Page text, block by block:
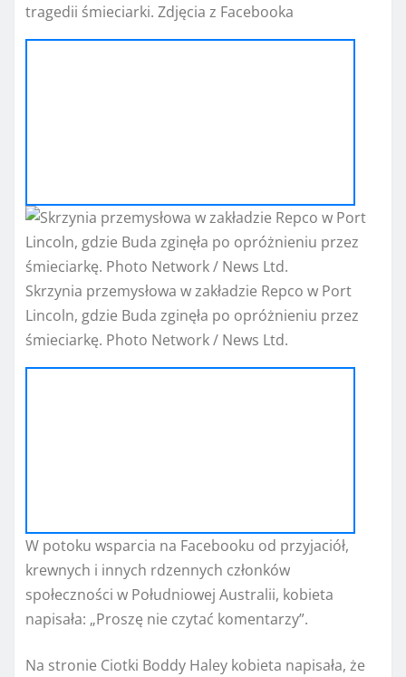
tragedii śmieciarki. Zdjęcia z Facebooka
Skrzynia przemysłowa w zakładzie Repco w Port
Lincoln, gdzie Buda zginęła po opróżnieniu przez
śmieciarkę. Photo Network / News Ltd.
W potoku wsparcia na Facebooku od przyjaciół,
krewnych i innych rdzennych członków
społeczności w Południowej Australii, kobieta
napisała: „Proszę nie czytać komentarzy”.
Na stronie Ciotki Boddy Haley kobieta napisała, że ​​